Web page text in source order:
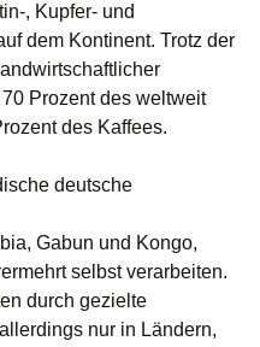
, Kupfer- und
dem Kontinent. Trotz der
Prozent des weltweit
des Kaffees.
deutsche
Gabun und Kongo,
selbst verarbeiten.
durch gezielte
nur in Ländern,